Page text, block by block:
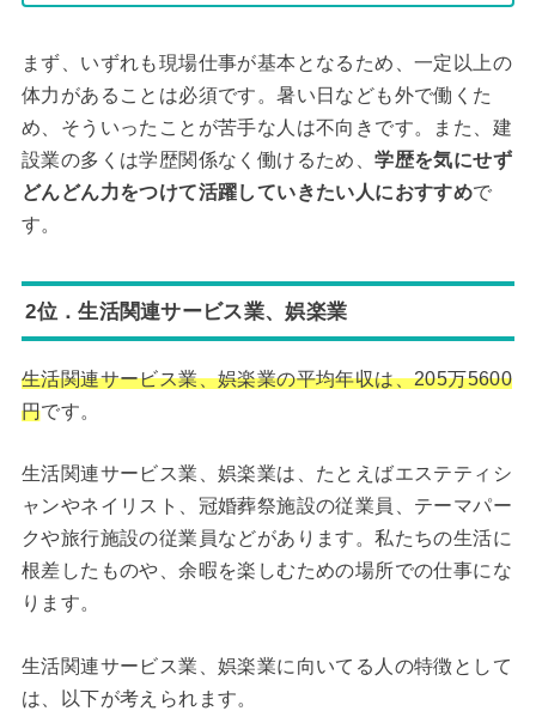
まず、いずれも現場仕事が基本となるため、一定以上の
体力があることは必須です。暑い日なども外で働くた
め、そういったことが苦手な人は不向きです。また、建
設業の多くは学歴関係なく働けるため、学歴を気にせず
どんどん力をつけて活躍していきたい人におすすめで
す。
2位．生活関連サービス業、娯楽業
生活関連サービス業、娯楽業の平均年収は、205万5600
円です。
生活関連サービス業、娯楽業は、たとえばエステティシ
ャンやネイリスト、冠婚葬祭施設の従業員、テーマパー
クや旅行施設の従業員などがあります。私たちの生活に
根差したものや、余暇を楽しむための場所での仕事にな
ります。
生活関連サービス業、娯楽業に向いてる人の特徴として
は、以下が考えられます。